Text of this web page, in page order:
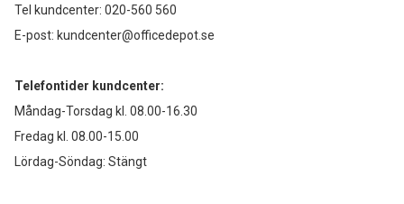
Tel kundcenter: 020-560 560
E-post: kundcenter@officedepot.se
Telefontider kundcenter:
Måndag-Torsdag kl. 08.00-16.30
Fredag kl. 08.00-15.00
Lördag-Söndag: Stängt